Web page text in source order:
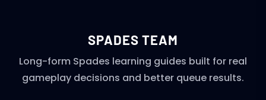
SPADES TEAM
Long-form Spades learning guides built for real
gameplay decisions and better queue results.